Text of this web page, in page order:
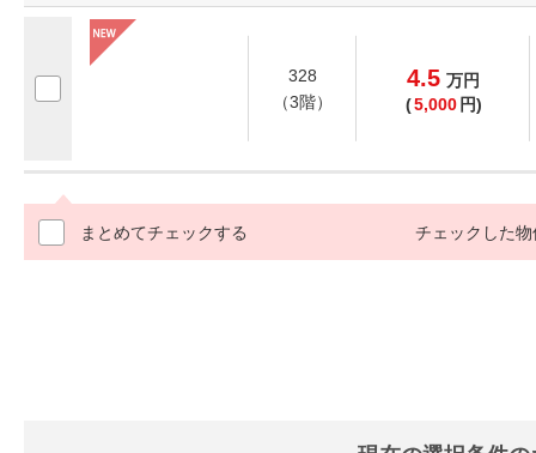
328
（3階）
4.5 万円
(5,000 円)
まとめてチェックする チェックした物